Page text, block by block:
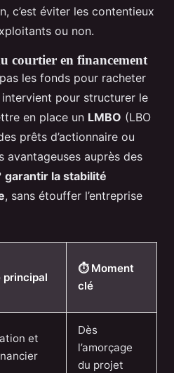
c’est éviter les contentieux
ou non.
courtier en financement
les fonds pour racheter
intervient pour structurer le
en place un LMBO (LBO
prêts d’actionnaire ou
avantageuses auprès des
garantir la stabilité
, sans étouffer l’entreprise
principal
⏱ Moment
clé
et
Dès
l’amorçage
du projet